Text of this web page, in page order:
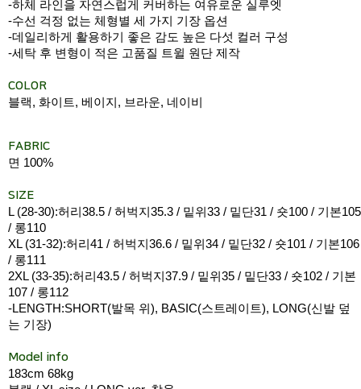
-하체 라인을 자연스럽게 커버하는 여유로운 실루엣
-수선 걱정 없는 체형별 세 가지 기장 옵션
-데일리하게 활용하기 좋은 감도 높은 다섯 컬러 구성
-세탁 후 변형이 적은 고품질 트윌 원단 제작
COLOR
블랙, 화이트, 베이지, 브라운, 네이비
FABRIC
면 100%
SIZE
L (28-30):허리38.5 / 허벅지35.3 / 밑위33 / 밑단31 / 숏100 / 기본105
/ 롱110
XL (31-32):허리41 / 허벅지36.6 / 밑위34 / 밑단32 / 숏101 / 기본106
/ 롱111
2XL (33-35):허리43.5 / 허벅지37.9 / 밑위35 / 밑단33 / 숏102 / 기본
107 / 롱112
-LENGTH:SHORT(발목 위), BASIC(스트레이트), LONG(신발 덮
는 기장)
Model info
183cm 68kg